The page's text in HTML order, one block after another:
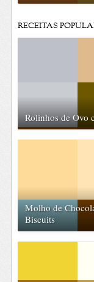
RECEITAS
Rolinhos de Ovo
Molho de
Biscuits